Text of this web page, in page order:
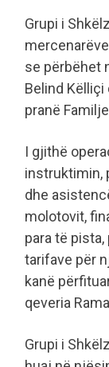
Grupi i
se përbëhet
Belind
pranë
I gjithë
instruktimin,
dhe
molotovit,
para të
tarifave për
kanë
qeveria
Grupi i